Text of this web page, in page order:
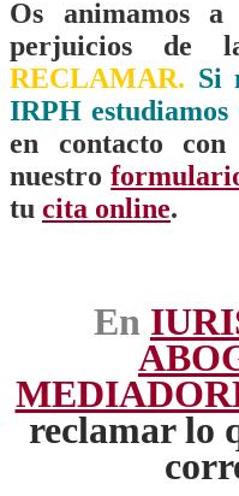
Os animamos
perjuicios de
RECLAMAR. Si
IRPH estudiamos
en contacto
nuestro
tu cita online.
En
reclamar lo